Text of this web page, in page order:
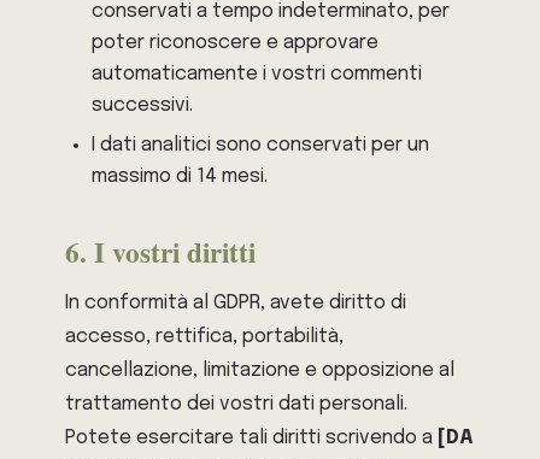
conservati a tempo indeterminato, per
poter riconoscere e approvare
automaticamente i vostri commenti
successivi.
I dati analitici sono conservati per un
massimo di 14 mesi.
6. I vostri diritti
In conformità al GDPR, avete diritto di
accesso, rettifica, portabilità,
cancellazione, limitazione e opposizione al
trattamento dei vostri dati personali.
Potete esercitare tali diritti scrivendo a
[DA